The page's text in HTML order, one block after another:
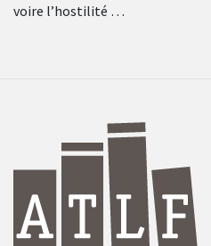
voire l’hostilité …